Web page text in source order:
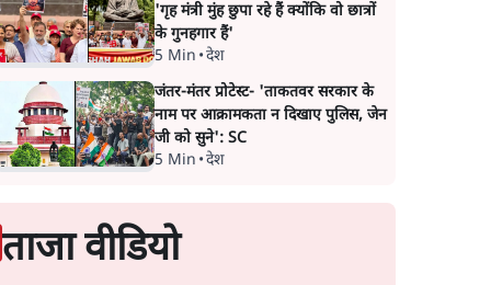
'गृह मंत्री मुंह छुपा रहे हैं क्योंकि वो छात्रों
के गुनहगार हैं'
5 Min •देश
जंतर-मंतर प्रोटेस्ट- 'ताकतवर सरकार के
नाम पर आक्रामकता न दिखाए पुलिस, जेन
जी को सुने': SC
5 Min •देश
ताजा वीडियो